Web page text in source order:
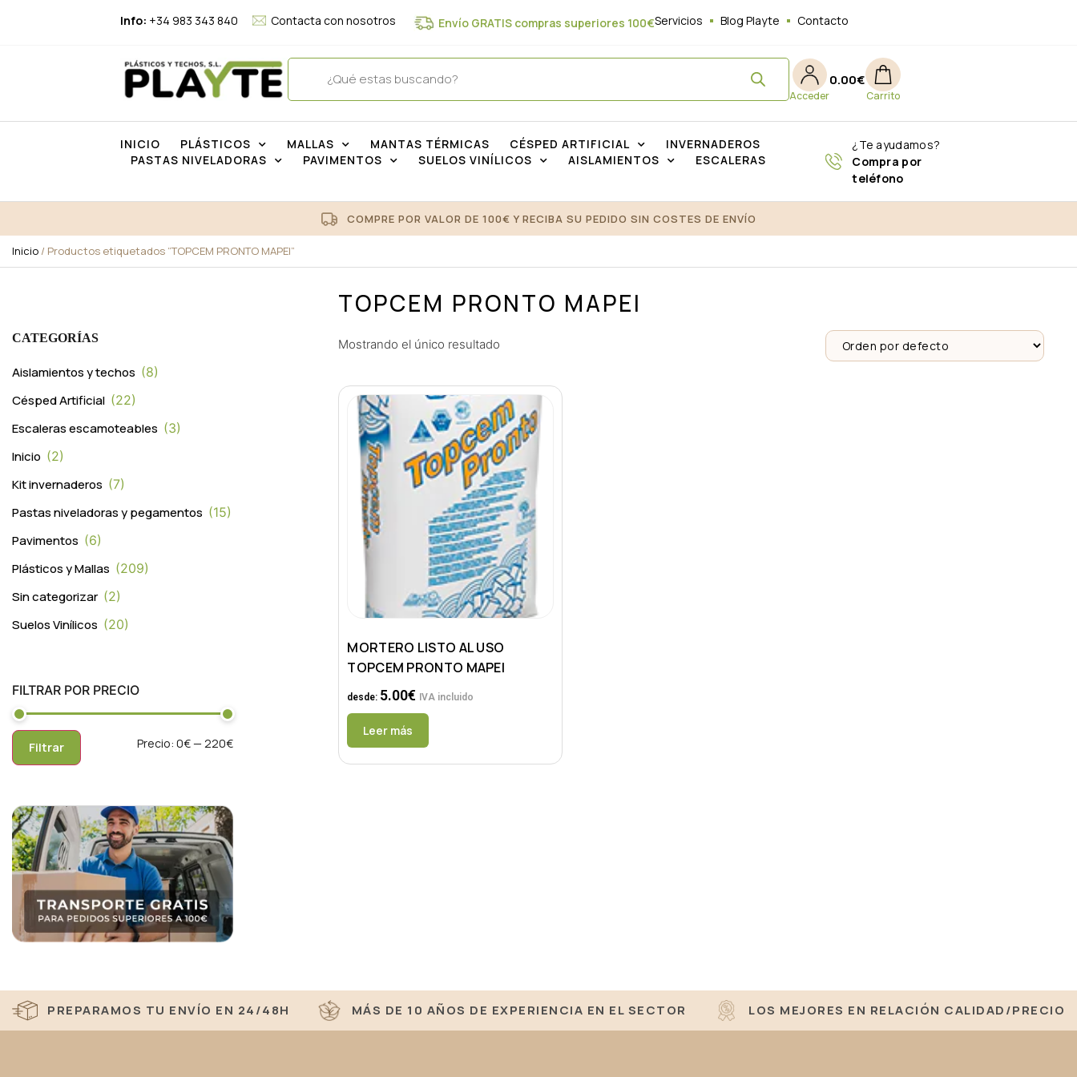
Info: +34 983 343 840 Contacta con nosotros Envío GRATIS compras superiores 100€Servicios Blog Playte Contacto
0.00€
INICIO PLÁSTICOS MALLAS MANTAS TÉRMICAS CÉSPED ARTIFICIAL
INVERNADEROS
PASTAS NIVELADORAS
PAVIMENTOS SUELOS VINÍLICOS AISLAMIENTOS ESCALERAS
¿Te ayudamos?
Compra por
teléfono
COMPRE POR VALOR DE 100€ Y RECIBA SU PEDIDO SIN COSTES DE ENVÍO
Inicio / Productos etiquetados “TOPCEM PRONTO MAPEI”
CATEGORÍAS
Aislamientos y techos 8
Césped Artificial 22
Escaleras escamoteables 3
Inicio 2
Kit invernaderos 7
Pastas niveladoras y pegamentos 15
Pavimentos 6
Plásticos y Mallas 209
Sin categorizar 2
Suelos Vinílicos 20
FILTRAR POR PRECIO
Filtrar Precio: 0€— 220€
TOPCEM PRONTO MAPEI
Mostrando el único resultado
MORTERO LISTO AL USO
TOPCEM PRONTO MAPEI
desde: 5.00€ IVA incluido
Leer más
PREPARAMOS TU ENVÍO EN 24/48H MÁS DE 10 AÑOS DE EXPERIENCIA EN EL SECTOR LOS MEJORES EN RELACIÓN CALIDAD/PRECIO